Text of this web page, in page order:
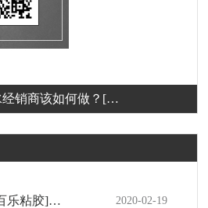
销商该如何做？[百
乐粘胶]告 2020-02-19